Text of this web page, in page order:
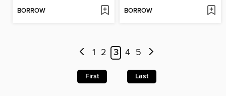
BORROW BORROW
1 2 3 4 5
First Last